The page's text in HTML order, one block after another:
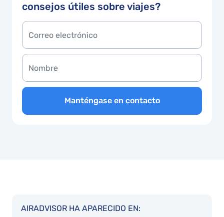
consejos útiles sobre viajes?
Manténgase en contacto
AIRADVISOR HA APARECIDO EN: